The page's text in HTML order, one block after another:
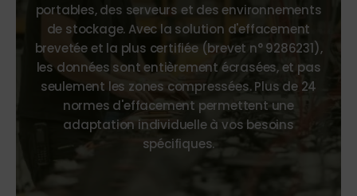
portables, des serveurs et des environnements
de stockage. Avec la solution d'effacement
brevetée et la plus certifiée (brevet n° 9286231),
les données sont entièrement écrasées, et pas
seulement les zones compressées. Plus de 24
normes d'effacement permettent une
adaptation individuelle à vos besoins
spécifiques.